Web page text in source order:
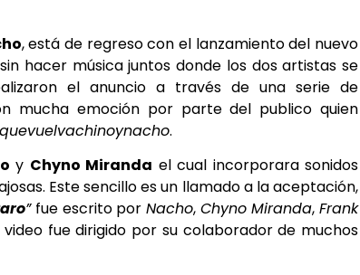
, está de regreso con el lanzamiento del nuevo
hacer música juntos donde los dos artistas se
el anuncio a través de una serie de
mucha emoción por parte del publico quien
.
y Chyno Miranda el cual incorporara sonidos
Este sencillo es un llamado a la aceptación,
”fue escrito porNacho, Chyno Miranda,Frank
video fue dirigido por su colaborador de muchos